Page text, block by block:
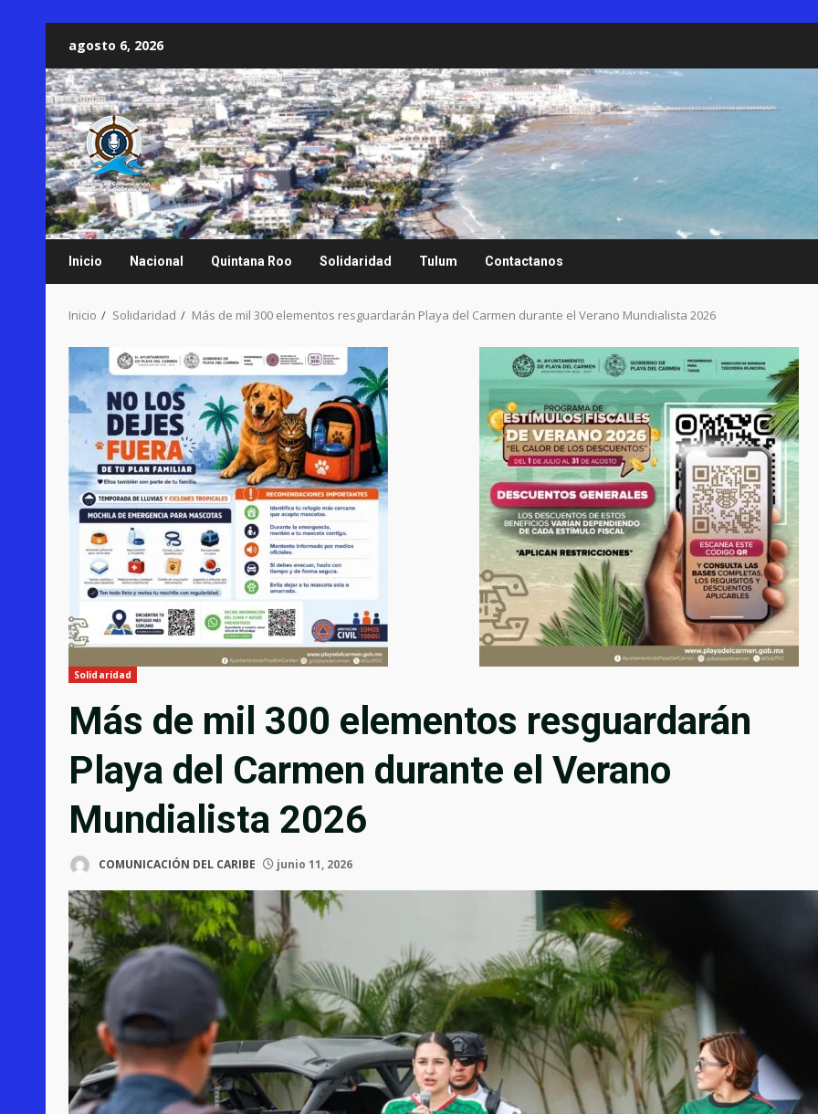
contenido
agosto 6, 2026
Inicio Nacional Quintana Roo Solidaridad Tulum Contactanos
Inicio Solidaridad Más de mil 300 elementos resguardarán Playa del Carmen durante el Verano Mundialista 2026
Solidaridad
Más de mil 300 elementos resguardarán
Playa del Carmen durante el Verano
Mundialista 2026
COMUNICACIÓN DEL CARIBE junio 11, 2026